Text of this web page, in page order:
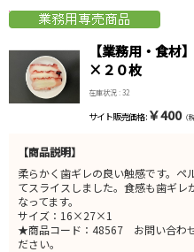
【業務用・食
×２０枚
在庫状況 : 32
サイト販売価格 : ￥400（
【商品説明】
柔らかく歯ギレの良い触感です。ペ
てスライスしました。食感も歯ギレ
なってます。
サイズ：16×27×1
★商品コード：48567 お問い合わ
ださい。